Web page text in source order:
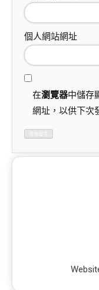
個人網站網址
在瀏覽器中儲存
網址，以供下次